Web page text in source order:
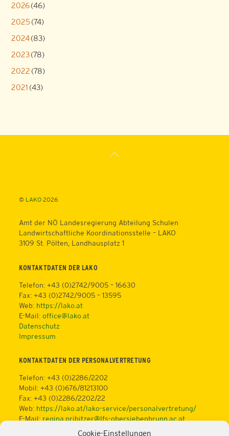
Cookie-Einstellungen
2026(46)
2025 (74)
2024(83)
2023(78)
2022 (78)
2021 (43)
Back
© LAKO2026
Amt der NÖ Landesregierung Abteilung Schulen
Landwirtschaftliche Koordinationsstelle – LAKO
3109 St. Pölten, Landhausplatz 1
KONTAKTDATEN DER LAKO
Telefon: +43 (0)2742/9005 – 16630
Fax: +43 (0)2742/9005 – 13595
Web: https://lako.at
E-Mail: office@lako.at
Datenschutz
Impressum
KONTAKTDATEN DER PERSONALVERTRETUNG
Telefon: +43 (0)2286/2202
Mobil: +43 (0)676/81213100
Fax: +43 (0)2286/2202/22
Web: https://lako.at/lako-service/personalvertretung/
E-Mail: regina.pribitzer@lfs-obersiebenbrunn.ac.at